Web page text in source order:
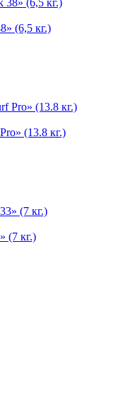
(6,5 кг.)
(13.8 кг.)
(7 кг.)